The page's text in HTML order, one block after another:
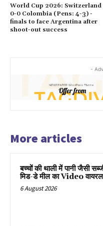
World Cup 2026: Switzerland
0-0 Colombia (Pens: 4-3) -
finals to face Argentina after
shoot-out success
-
More articles
बच्चों की थाली में पानी जैसी
मिड-डे मील का Video वायरल
6 August 2026